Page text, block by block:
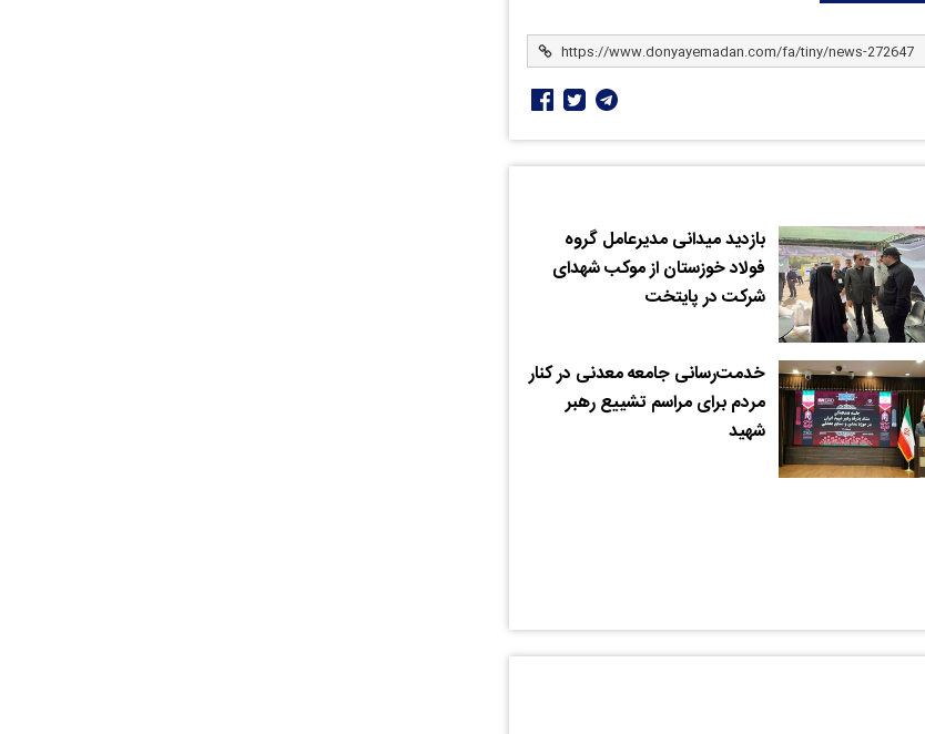
بازدید میدانی مدیرعامل گروه
فولاد خوزستان از موکب شهدای
شرکت در پایتخت
خدمت‌رسانی جامعه معدنی در کنار
مردم برای مراسم تشییع رهبر
شهید